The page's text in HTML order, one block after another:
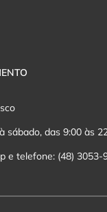
sábado, das 9:00 às
e telefone: (48) 3053-